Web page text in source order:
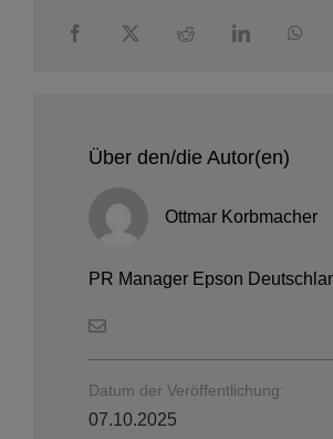
Über den/die Autor(en)
Ottmar Korbmacher
PR Manager Epson
Datum der Veröffentlichung:
07.10.2025